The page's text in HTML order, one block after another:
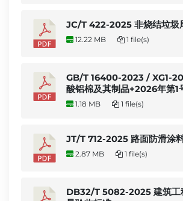
JC/T 422-2025 非烧结垃圾
12.22 MB 1 file(s)
GB/T 16400-2023 / XG1-
酸铝棉及其制品+2026年第1
1.18 MB 1 file(s)
JT/T 712-2025 路面防滑涂
2.87 MB 1 file(s)
DB32/T 5082-2025 建筑工